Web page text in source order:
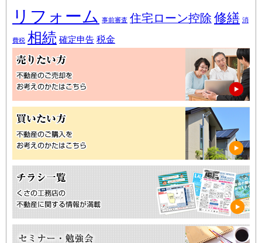
リフォーム 事前審査 住宅ローン控除 修繕 消
費税 相続 確定申告 税金